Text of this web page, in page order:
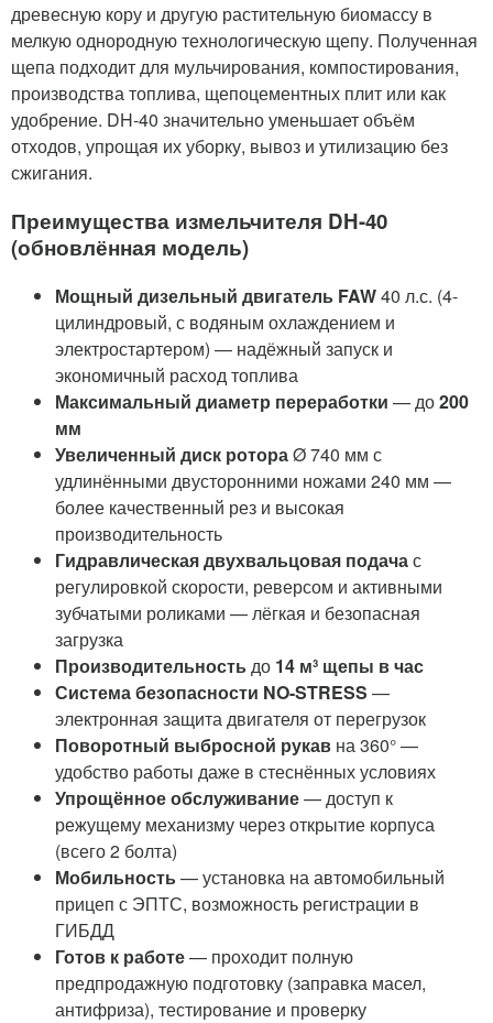
*
Я соглашаюсь сполитикой конфиденциальности
Отправить
Отправить
древесную кору и другую растительную биомассу в
мелкую однородную технологическую щепу. Полученная
щепа подходит для мульчирования, компостирования,
производства топлива, щепоцементных плит или как
удобрение. DH-40 значительно уменьшает объём
отходов, упрощая их уборку, вывоз и утилизацию без
сжигания.
Преимущества измельчителя DH-40
(обновлённая модель)
Мощный дизельный двигатель FAW40 л.с. (4-
цилиндровый, с водяным охлаждением и
электростартером) — надёжный запуск и
экономичный расход топлива
Максимальный диаметр переработки — до200
мм
Увеличенный диск ротораØ 740 мм с
удлинёнными двусторонними ножами 240 мм —
более качественный рез и высокая
производительность
Гидравлическая двухвальцовая подачас
регулировкой скорости, реверсом и активными
зубчатыми роликами — лёгкая и безопасная
загрузка
Производительностьдо 14 м³ щепы в час
Система безопасности NO-STRESS —
электронная защита двигателя от перегрузок
Поворотный выбросной рукав на 360° —
удобство работы даже в стеснённых условиях
Упрощённое обслуживание— доступ к
режущему механизму через открытие корпуса
(всего 2 болта)
Мобильность— установка на автомобильный
прицеп с ЭПТС, возможность регистрации в
ГИБДД
Готов к работе— проходит полную
предпродажную подготовку (заправка масел,
антифриза), тестирование и проверку